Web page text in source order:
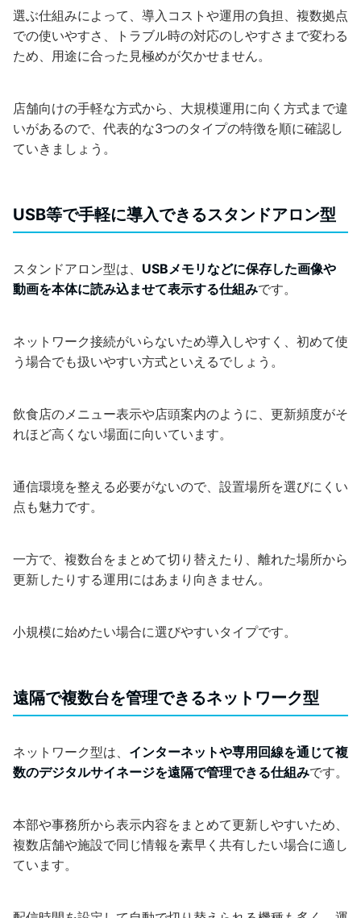
選ぶ仕組みによって、導入コストや運用の負担、複数拠点
での使いやすさ、トラブル時の対応のしやすさまで変わる
ため、用途に合った見極めが欠かせません。
店舗向けの手軽な方式から、大規模運用に向く方式まで違
いがあるので、代表的な3つのタイプの特徴を順に確認し
ていきましょう。
USB等で手軽に導入できるスタンドアロン型
スタンドアロン型は、 USBメモリなどに保存した画像や
動画を本体に読み込ませて表示する仕組みです。
ネットワーク接続がいらないため導入しやすく、初めて使
う場合でも扱いやすい方式といえるでしょう。
飲食店のメニュー表示や店頭案内のように、更新頻度がそ
れほど高くない場面に向いています。
通信環境を整える必要がないので、設置場所を選びにくい
点も魅力です。
一方で、複数台をまとめて切り替えたり、離れた場所から
更新したりする運用にはあまり向きません。
小規模に始めたい場合に選びやすいタイプです。
遠隔で複数台を管理できるネットワーク型
ネットワーク型は、 インターネットや専用回線を通じて複
数のデジタルサイネージを遠隔で管理できる仕組みです。
本部や事務所から表示内容をまとめて更新しやすいため、
複数店舗や施設で同じ情報を素早く共有したい場合に適し
ています。